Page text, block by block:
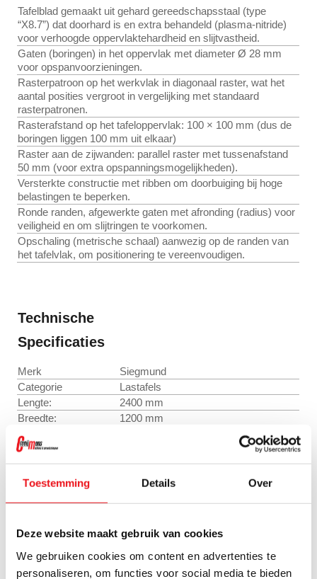
Toestemming Details Over
Deze website maakt gebruik van cookies
We gebruiken cookies om content en advertenties te
personaliseren, om functies voor social media te bieden
Tafelblad gemaakt uit gehard gereedschapsstaal (type
“X8.7”) dat doorhard is en extra behandeld (plasma-nitride)
voor verhoogde oppervlaktehardheid en slijtvastheid.
Gaten (boringen) in het oppervlak met diameter Ø 28 mm
voor opspanvoorzieningen.
Rasterpatroon op het werkvlak in diagonaal raster, wat het
aantal posities vergroot in vergelijking met standaard
rasterpatronen.
Rasterafstand op het tafeloppervlak: 100 × 100 mm (dus de
boringen liggen 100 mm uit elkaar)
Raster aan de zijwanden: parallel raster met tussenafstand
50 mm (voor extra opspanningsmogelijkheden).
Versterkte constructie met ribben om doorbuiging bij hoge
belastingen te beperken.
Ronde randen, afgewerkte gaten met afronding (radius) voor
veiligheid en om slijtringen te voorkomen.
Opschaling (metrische schaal) aanwezig op de randen van
het tafelvlak, om positionering te vereenvoudigen.
Technische
Specificaties
Merk
Siegmund
Categorie
Lastafels
Lengte:
2400 mm
Breedte:
1200 mm
Hoogte:
Materiaaldikte
tafelblad:
Gewicht:
947 kg
parallel raster met tussenafstand 50
mm
Vlakheidsbehandeling
plasma-nitrering + BAR-coating